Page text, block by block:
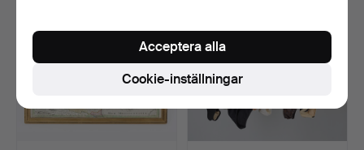
Cookie-inställningar
Acceptera alla